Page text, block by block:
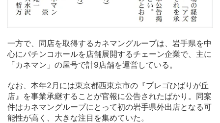
一方で、同店を取得するカネマングループは、岩手県を中
心にパチンコホールを店舗展開するチェーン企業で、主に
「カネマン」の屋号で計9店舗を運営している。
なお、本年2月には東京都西東京市の『プレゴひばりが丘
店』を事業承継することが官報に公告されたばかり。同案
件はカネマングループにとって初の岩手県外出店となる可
能性が高く、大きな注目を集めていた。